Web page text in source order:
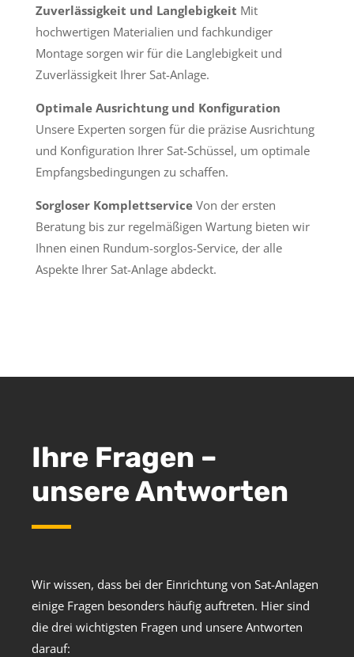
Zuverlässigkeit und Langlebigkeit Mit
hochwertigen Materialien und fachkundiger
Montage sorgen wir für die Langlebigkeit und
Zuverlässigkeit Ihrer Sat-Anlage.
Optimale Ausrichtung und Konfiguration
Unsere Experten sorgen für die präzise Ausrichtung
und Konfiguration Ihrer Sat-Schüssel, um optimale
Empfangsbedingungen zu schaffen.
Sorgloser KomplettserviceVon der ersten
Beratung bis zur regelmäßigen Wartung bieten wir
Ihnen einen Rundum-sorglos-Service, der alle
Aspekte Ihrer Sat-Anlage abdeckt.
Ihre Fragen –
unsere Antworten
Wir wissen, dass bei der Einrichtung von Sat-Anlagen
einige Fragen besonders häufig auftreten. Hier sind
die drei wichtigsten Fragen und unsere Antworten
darauf: